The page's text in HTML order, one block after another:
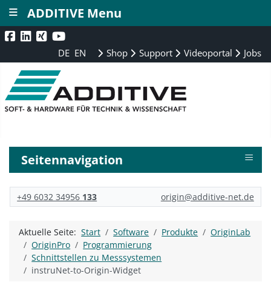
DE EN Shop Support Videoportal Jobs
Seitennavigation ≡
+49 6032 34956 133 origin@additive-net.de
Aktuelle Seite:Start Software Produkte
OriginLab
OriginPro
Programmierung
Schnittstellen zu Messsystemen
instruNet-to-Origin-Widget
ADDITIVE Menu
≡